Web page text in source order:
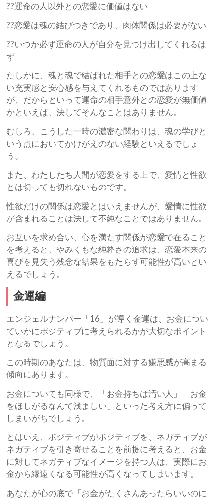
??運命の人以外との恋愛に価値はない
??恋愛は魂の結びつきであり、肉体関係は必要がない
??いつか必ず運命の人が自分を見つけ出してくれるは
ず
たしかに、魂と魂で結ばれた相手との恋愛はこの上な
い充実感と安心感を与えてくれるものではあります
が、だからといって運命の相手意外との恋愛が無価値
かといえば、決してそんなことはありません。
むしろ、こうした一時の濃密な関わりは、魂の学びと
いう点においてかけがえのない経験といえるでしょ
う。
また、わたしたち人間が恋愛をする上で、愛情と性欲
とは切っても切れないものです。
性欲だけの関係は恋愛とはいえませんが、愛情に性欲
が含まれることは決して不純なことではありません。
お互いを求め合い、心を満たす関係が恋愛で在ること
を考えると、やみくもな純粋さの追求は、恋愛本来の
喜びを見失う残念な結果をもたらす可能性が高いとい
えるでしょう。
金運編
エンジェルナンバー「16」が導く金運は、お金につい
ていかにポジティブに考えられるかが大切なポイント
となるでしょう。
この時期のあなたは、物質面に対する嫌悪感が高まる
傾向にあります。
お金についても同様で、「お金持ちは汚い人」「お金
をほしがるなんて浅ましい」といった考え方に偏って
しまいがちでしょう。
とはいえ、ポジティブがポジティブを、ネガティブが
ネガティブを引き寄せることを前提に考えると、お金
に対してネガティブなイメージを持つ人は、実際にお
金から縁遠くなる可能性が高くなってしまいます。
あなたが心の底で「お金がたくさんあったらいいのに